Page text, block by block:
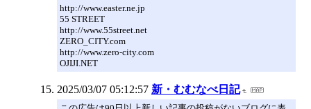
http://www.easter.ne.jp
55 STREET
http://www.55street.net
ZERO_CITY.com
http://www.zero-city.com
OJIJI.NET
2025/03/07 05:12:57 新・むむなべ日記